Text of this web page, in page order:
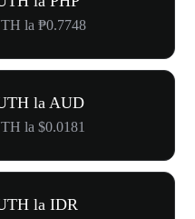
la ₱0.7748
la AUD
la $0.0181
la IDR